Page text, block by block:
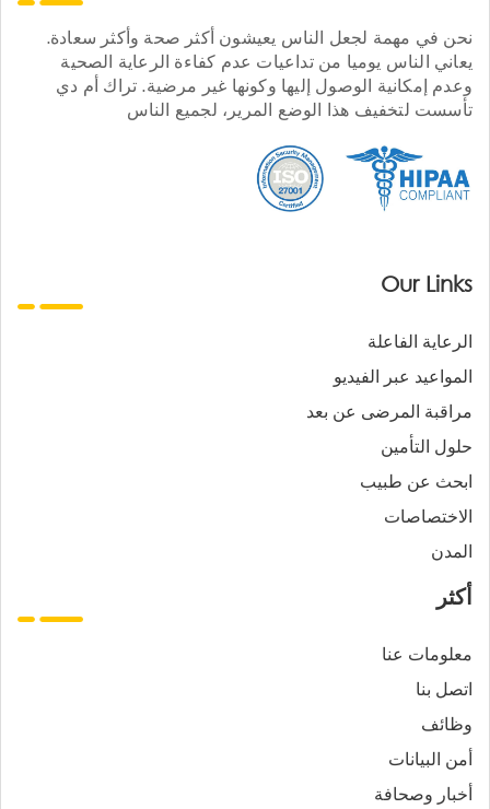
نحن في مهمة لجعل الناس يعيشون أكثر صحة وأكثر سعادة.
يعاني الناس يوميا من تداعيات عدم كفاءة الرعاية الصحية
وعدم إمكانية الوصول إليها وكونها غير مرضية. تراك أم دي
تأسست لتخفيف هذا الوضع المرير، لجميع الناس
Our Links
الرعاية الفاعلة
المواعيد عبر الفيديو
مراقبة المرضى عن بعد
حلول التأمين
ابحث عن طبيب
الاختصاصات
المدن
أكثر
معلومات عنا
اتصل بنا
وظائف
أمن البيانات
أخبار وصحافة